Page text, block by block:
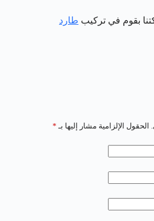
بقوم في تركيب طارد
الحقول الإلزامية مشار إليها بـ *